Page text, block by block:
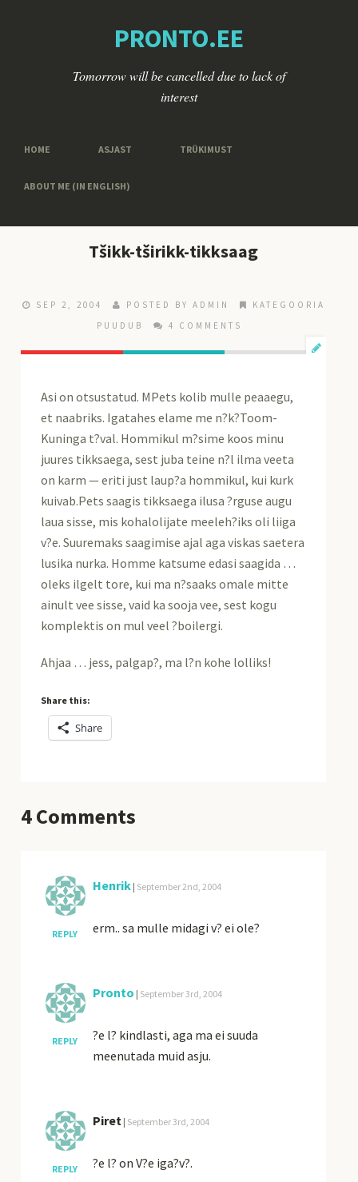
PRONTO.EE
Tomorrow will be cancelled due to lack of
interest
HOME ASJAST TRÜKIMUST
ABOUT ME (IN ENGLISH)
Tšikk-tširikk-tikksaag
SEP 2, 2004 POSTED BY ADMIN
KATEGOORIA
PUUDUB
4 COMMENTS
Asi on otsustatud. MPets kolib mulle peaaegu,
et naabriks. Igatahes elame me n?k?Toom-
Kuninga t?val. Hommikul m?sime koos minu
juures tikksaega, sest juba teine n?l ilma veeta
on karm — eriti just laup?a hommikul, kui kurk
kuivab.Pets saagis tikksaega ilusa ?rguse augu
laua sisse, mis kohalolijate meeleh?iks oli liiga
v?e. Suuremaks saagimise ajal aga viskas saetera
lusika nurka. Homme katsume edasi saagida …
oleks ilgelt tore, kui ma n?saaks omale mitte
ainult vee sisse, vaid ka sooja vee, sest kogu
komplektis on mul veel ?boilergi.
Ahjaa … jess, palgap?, ma l?n kohe lolliks!
Share this:
Share
4Comments
REPLY
Henrik | September 2nd, 2004
erm.. sa mulle midagi v? ei ole?
REPLY
Pronto | September 3rd, 2004
?e l? kindlasti, aga ma ei suuda
meenutada muid asju.
REPLY
Piret | September 3rd, 2004
?e l? on V?e iga?v?.